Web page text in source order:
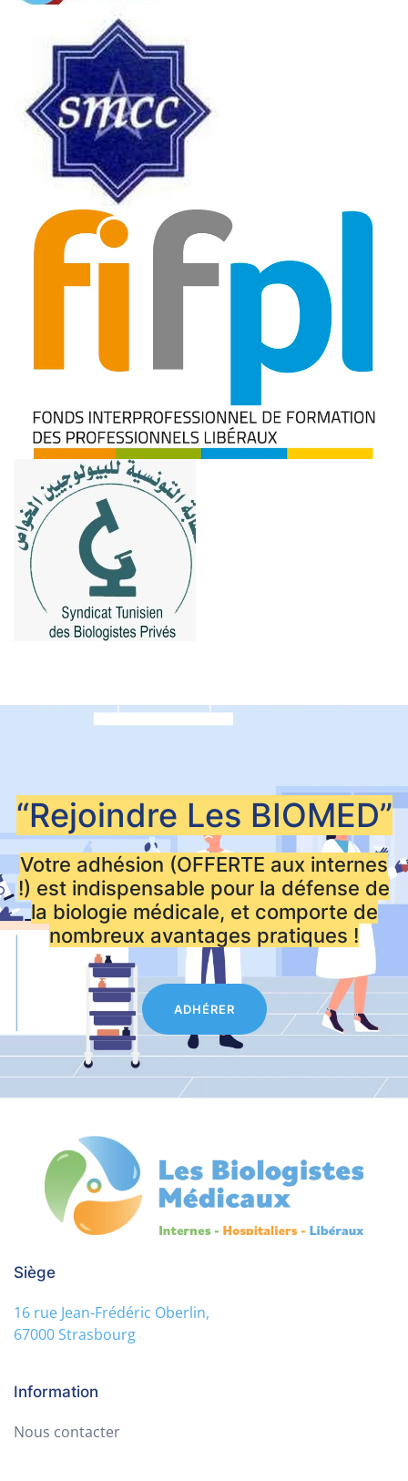
“Rejoindre Les BIOMED”
Votre adhésion (OFFERTE aux internes
!) est indispensable pour la défense de
la biologie médicale, et comporte de
nombreux avantages pratiques !
ADHÉRER
Siège
16 rue Jean-Frédéric Oberlin,
67000 Strasbourg
Information
Nous contacter